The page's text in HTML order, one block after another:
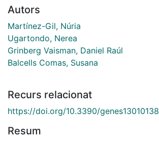
Autors
Martínez-Gil, Núria
Ugartondo, Nerea
Grinberg Vaisman, Daniel Raúl
Balcells Comas, Susana
Recurs relacionat
https://doi.org/10.3390/genes13010138
Resum